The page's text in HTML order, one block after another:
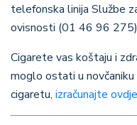
telefonska linija Službe
ovisnosti (01 46 96 275)
Cigarete vas koštaju i
moglo ostati u
cigaretu, izračunajte